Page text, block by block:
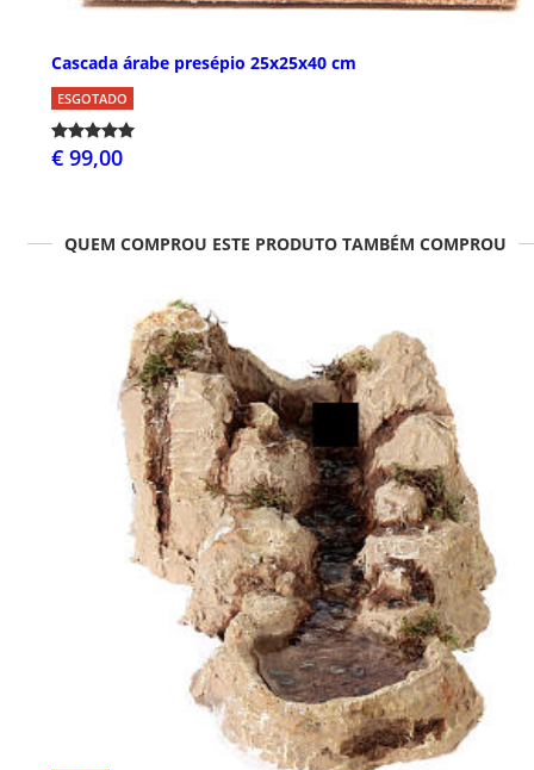
Cascada árabe presépio 25x25x40 cm
ESGOTADO
€ 99,00
QUEM COMPROU ESTE PRODUTO TAMBÉM COMPROU